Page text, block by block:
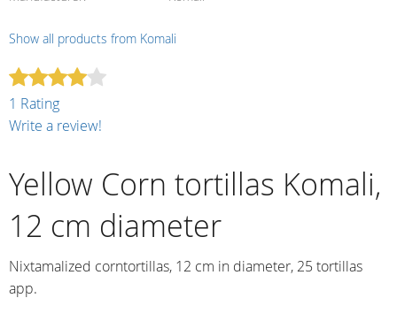
Show all products from Komali
1 Rating
Write a review!
Yellow Corn tortillas Komali,
12 cm diameter
Nixtamalized corntortillas, 12 cm in diameter, 25 tortillas
app.